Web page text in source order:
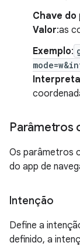
Chave
Valor:as
Exemplo:
Parâmetros
Os parâmetros
do app de
Intenção
Define a
definido, a